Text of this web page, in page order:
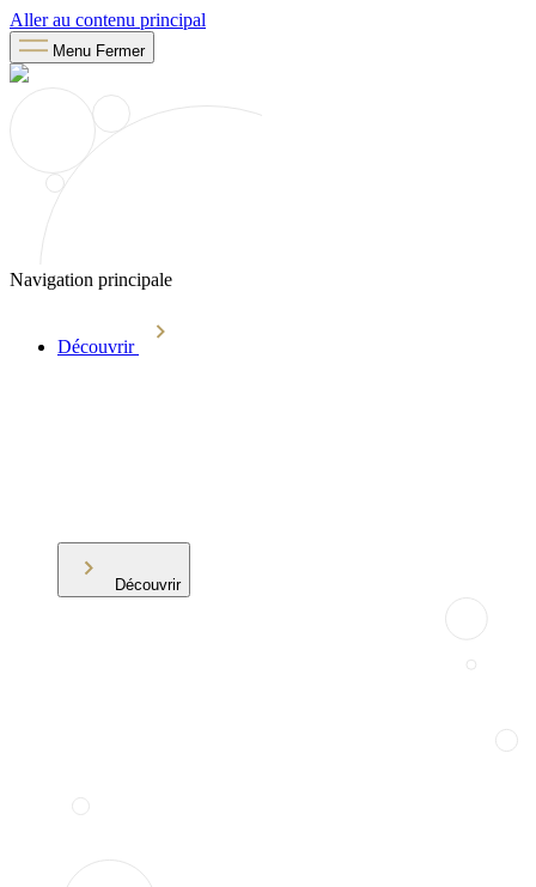
Aller au contenu principal
Menu Fermer
Navigation principale
Découvrir
Découvrir